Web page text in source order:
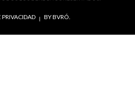
PRIVACIDAD BY BVRÓ.